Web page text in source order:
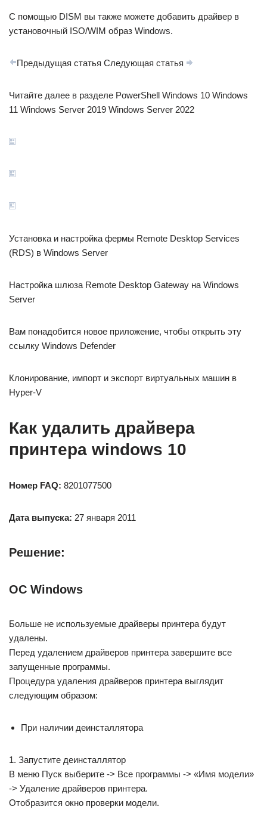
С помощью DISM вы также можете добавить драйвер в
установочный ISO/WIM образ Windows.
Предыдущая статья Следующая статья
Читайте далее в разделе PowerShell Windows 10 Windows
11 Windows Server 2019 Windows Server 2022
Установка и настройка фермы Remote Desktop Services
(RDS) в Windows Server
Настройка шлюза Remote Desktop Gateway на Windows
Server
Вам понадобится новое приложение, чтобы открыть эту
ссылку Windows Defender
Клонирование, импорт и экспорт виртуальных машин в
Hyper-V
Как удалить драйвера
принтера windows 10
Номер FAQ: 8201077500
Дата выпуска: 27 января 2011
Решение:
ОС Windows
Больше не используемые драйверы принтера будут
удалены.
Перед удалением драйверов принтера завершите все
запущенные программы.
Процедура удаления драйверов принтера выглядит
следующим образом:
При наличии деинсталлятора
1. Запустите деинсталлятор
В меню Пуск выберите -> Все программы -> «Имя модели»
-> Удаление драйверов принтера.
Отобразится окно проверки модели.